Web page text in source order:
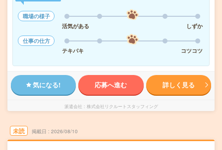
職場の様子
活気がある
しずか
仕事の仕方
テキパキ
コツコツ
気になる! 応募へ進む 詳しく見る
派遣会社 株式会社リクルートスタッフィング
未読 掲載日 2026/08/10